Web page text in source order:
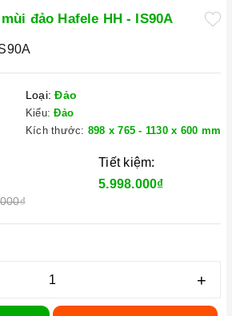
đảo Hafele HH - IS90A
Loại: Đảo
Kiểu: Đảo
Kích thước: 898 x 765 - 1130 x 600 mm
Tiết kiệm:
5.998.000₫
+